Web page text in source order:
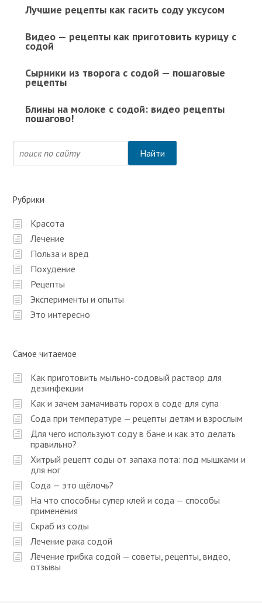
Лучшие рецепты как гасить соду уксусом
Видео — рецепты как приготовить курицу с
содой
Сырники из творога с содой — пошаговые
рецепты
Блины на молоке с содой: видео рецепты
пошагово!
Рубрики
Красота
Лечение
Польза и вред
Похудение
Рецепты
Эксперименты и опыты
Это интересно
Самое читаемое
Как приготовить мыльно-содовый раствор для
дезинфекции
Как и зачем замачивать горох в соде для супа
Сода при температуре — рецепты детям и взрослым
Для чего используют соду в бане и как это делать
правильно?
Хитрый рецепт соды от запаха пота: под мышками и
для ног
Сода — это щёлочь?
На что способны супер клей и сода — способы
применения
Скраб из соды
Лечение рака содой
Лечение грибка содой — советы, рецепты, видео,
отзывы